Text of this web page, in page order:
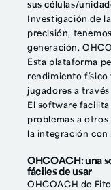
sus células/
Investigación de
precisión,
generación,
Esta plataforma
rendimiento físico
jugadores a
El software
problemas a otros
la integración
OHCOACH: una
fáciles de usar
OHCOACH de